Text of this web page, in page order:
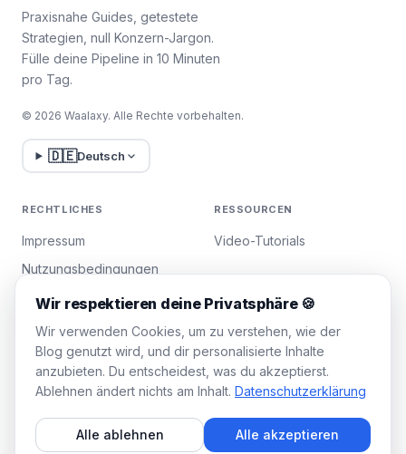
Praxisnahe Guides, getestete
Strategien, null Konzern-Jargon.
Fülle deine Pipeline in 10 Minuten
pro Tag.
© 2026 Waalaxy. Alle Rechte vorbehalten.
🇩🇪Deutsch
RECHTLICHES
Impressum
Nutzungsbedingungen
Datenschutzrichtlinie
Cookies verwalten
RESSOURCEN
Video-Tutorials
WAALAXY
Team-Plan
Wir respektieren deine Privatsphäre 🍪
Wir verwenden Cookies, um zu verstehen, wie der
Blog genutzt wird, und dir personalisierte Inhalte
anzubieten. Du entscheidest, was du akzeptierst.
Ablehnen ändert nichts am Inhalt. Datenschutzerklärung
Alle ablehnen Alle akzeptieren